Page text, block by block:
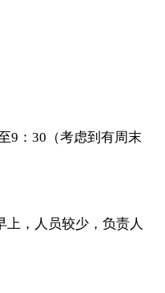
：30（考虑到有周末
，人员较少，负责人